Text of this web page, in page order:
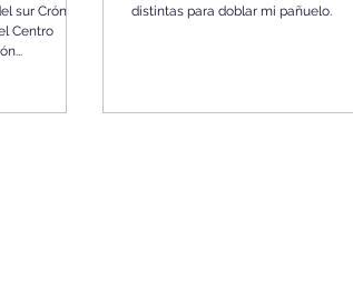
sur Crónica
Centro
distintas para doblar mi pañuelo.